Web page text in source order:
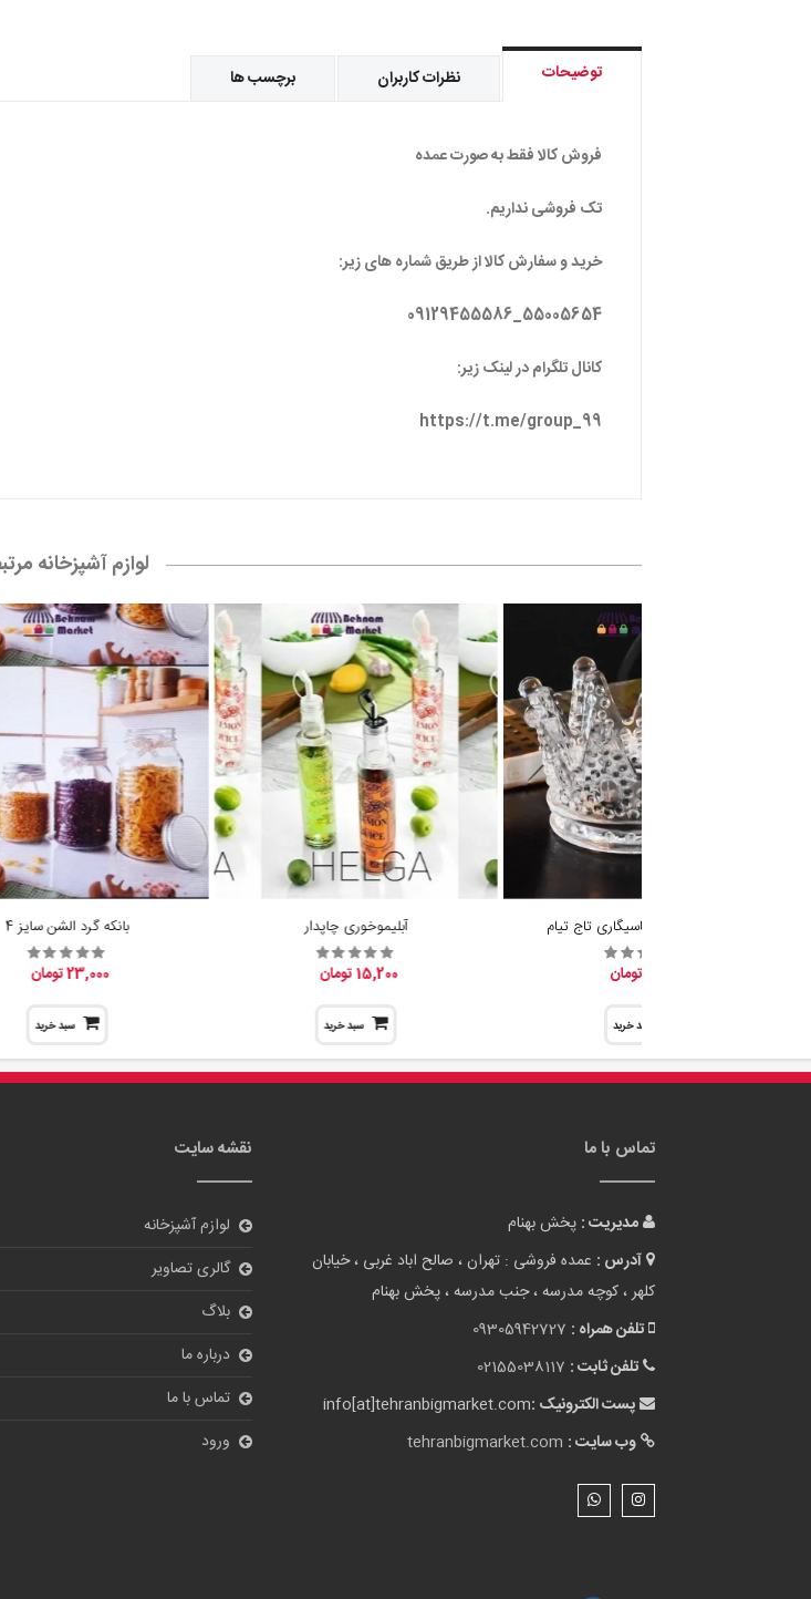
توضیحات نظرات کاربران برچسب ها
فروش کالا فقط به صورت عمده
تک فروشی نداریم.
خرید و سفارش کالا از طریق شماره های زیر:
55005654_09129455586
کانال تلگرام در لینک زیر:
https://t.me/group_99
لوازم آشپزخانه
جا شمع وارمر و جاسیگاری تاج تیام
سبد خرید
آبلیموخوری چاپدار
15,200 تومان
سبد خرید
بانکه گرد الشن سایز 4
23,000 تومان
سبد خرید
تماس با ما
مدیریت : پخش بهنام
آدرس : عمده فروشی : تهران ، صالح اباد غربی ، خیابان
کلهر ، کوچه مدرسه ، جنب مدرسه ، پخش بهنام
تلفن همراه : 09305942727
تلفن ثابت : 02155038117
پست الکترونیک :info[at]tehranbigmarket.com
وب سایت : tehranbigmarket.com
نقشه سایت
لوازم آشپزخانه
گالری تصاویر
بلاگ
درباره ما
تماس با ما
ورود